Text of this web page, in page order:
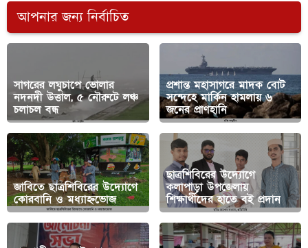
আপনার জন্য নির্বাচিত
সাগরের লঘুচাপে ভোলার
নদনদী উত্তাল, ৫ নৌরুটে লঞ্চ
চলাচল বন্ধ
প্রশান্ত মহাসাগরে মাদক বোট
সন্দেহে মার্কিন হামলায় ৬
জনের প্রাণহানি
জাবিতে ছাত্রশিবিরের উদ্যোগে
কোরবানি ও মধ্যাহ্নভোজ
ছাত্রশিবিরের উদ্যোগে
কলাপাড়া উপজেলায়
শিক্ষার্থীদের হাতে বই প্রদান